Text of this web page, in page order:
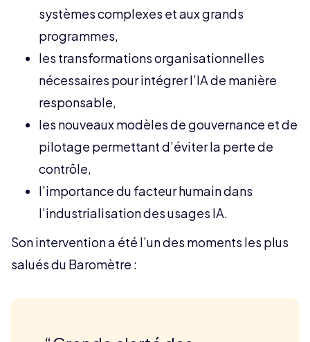
systèmes complexes et aux grands
programmes,
les transformations organisationnelles
nécessaires pour intégrer l’IA de manière
responsable,
les nouveaux modèles de gouvernance et de
pilotage permettant d’éviter la perte de
contrôle,
l’importance du facteur humain dans
l’industrialisation des usages IA.
Son intervention a été l’un des moments les plus
salués du Baromètre :